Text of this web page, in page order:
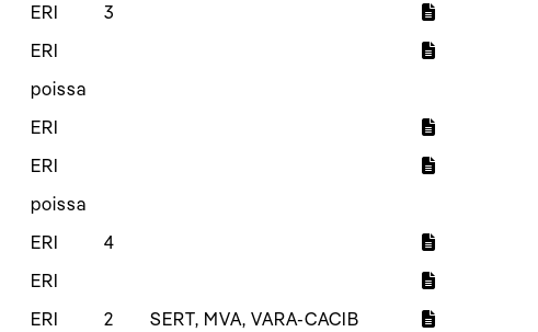
ERI
3
ERI
poissa
ERI
ERI
poissa
ERI
4
ERI
ERI 2 SERT, MVA, VARA-CACIB